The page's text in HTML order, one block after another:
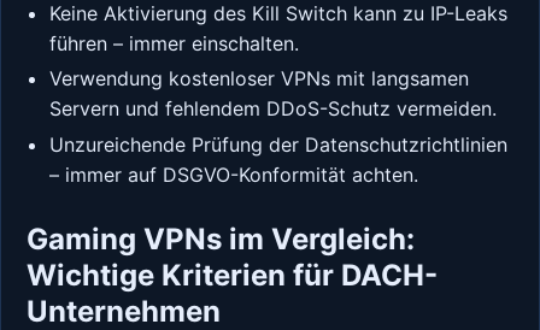
Keine Aktivierung des Kill Switch kann zu IP-Leaks
führen – immer einschalten.
Verwendung kostenloser VPNs mit langsamen
Servern und fehlendem DDoS-Schutz vermeiden.
Unzureichende Prüfung der Datenschutzrichtlinien
– immer auf DSGVO-Konformität achten.
Gaming VPNs im Vergleich:
Wichtige Kriterien für DACH-
Unternehmen